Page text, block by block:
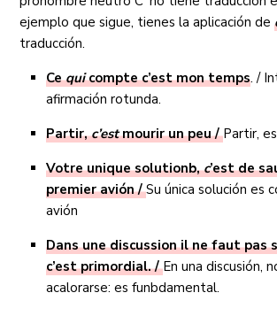
ejemplo que sigue, tienes la aplicación de
traducción.
Cequicompte c’est mon temps. /
afirmación rotunda.
Partir,c’estmourir un peu /Partir,
Votre unique solutionb,c’est de
premier avión /Su única solución es
avión
Dans une discussion il ne faut pas
c’est primordial. /En una discusión,
acalorarse: es funbdamental.